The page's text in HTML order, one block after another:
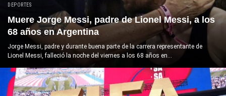
DEPORTES
Muere Jorge Messi, padre de Lionel Messi, a los
68 años en Argentina
Jorge Messi, padre y durante buena parte de la carrera representante de
Lionel Messi, falleció la noche del viernes a los 68 años en...